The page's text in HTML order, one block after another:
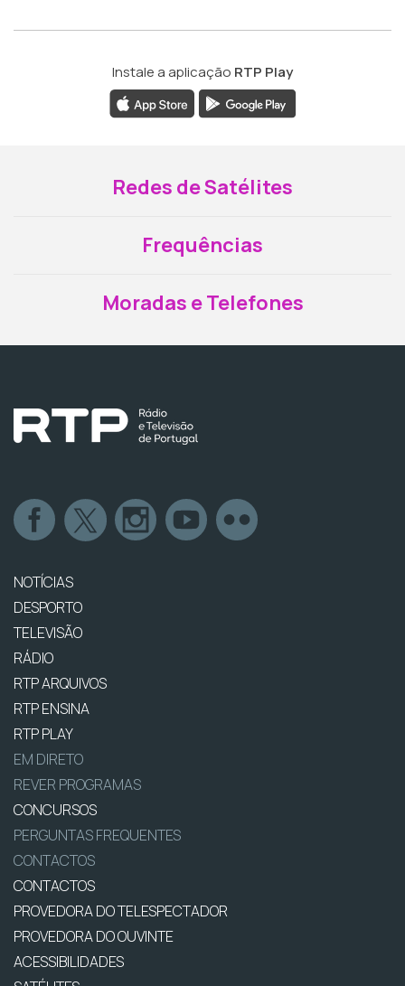
Instale a aplicação RTP Play
Redes de Satélites
Frequências
Moradas e Telefones
NOTÍCIAS
DESPORTO
TELEVISÃO
RÁDIO
RTP ARQUIVOS
RTP ENSINA
RTP PLAY
EM DIRETO
REVER PROGRAMAS
CONCURSOS
PERGUNTAS FREQUENTES
CONTACTOS
CONTACTOS
PROVEDORA DO TELESPECTADOR
PROVEDORA DO OUVINTE
ACESSIBILIDADES